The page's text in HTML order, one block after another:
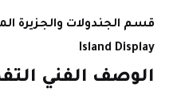
Island Display
الوصف الفني